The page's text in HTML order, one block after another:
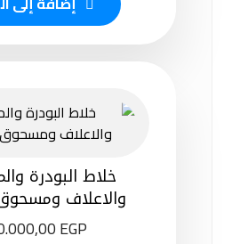
خلاط البودرة
والاعلاف
EGP